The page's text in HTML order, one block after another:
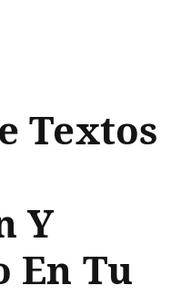
Textos
Y
En Tu